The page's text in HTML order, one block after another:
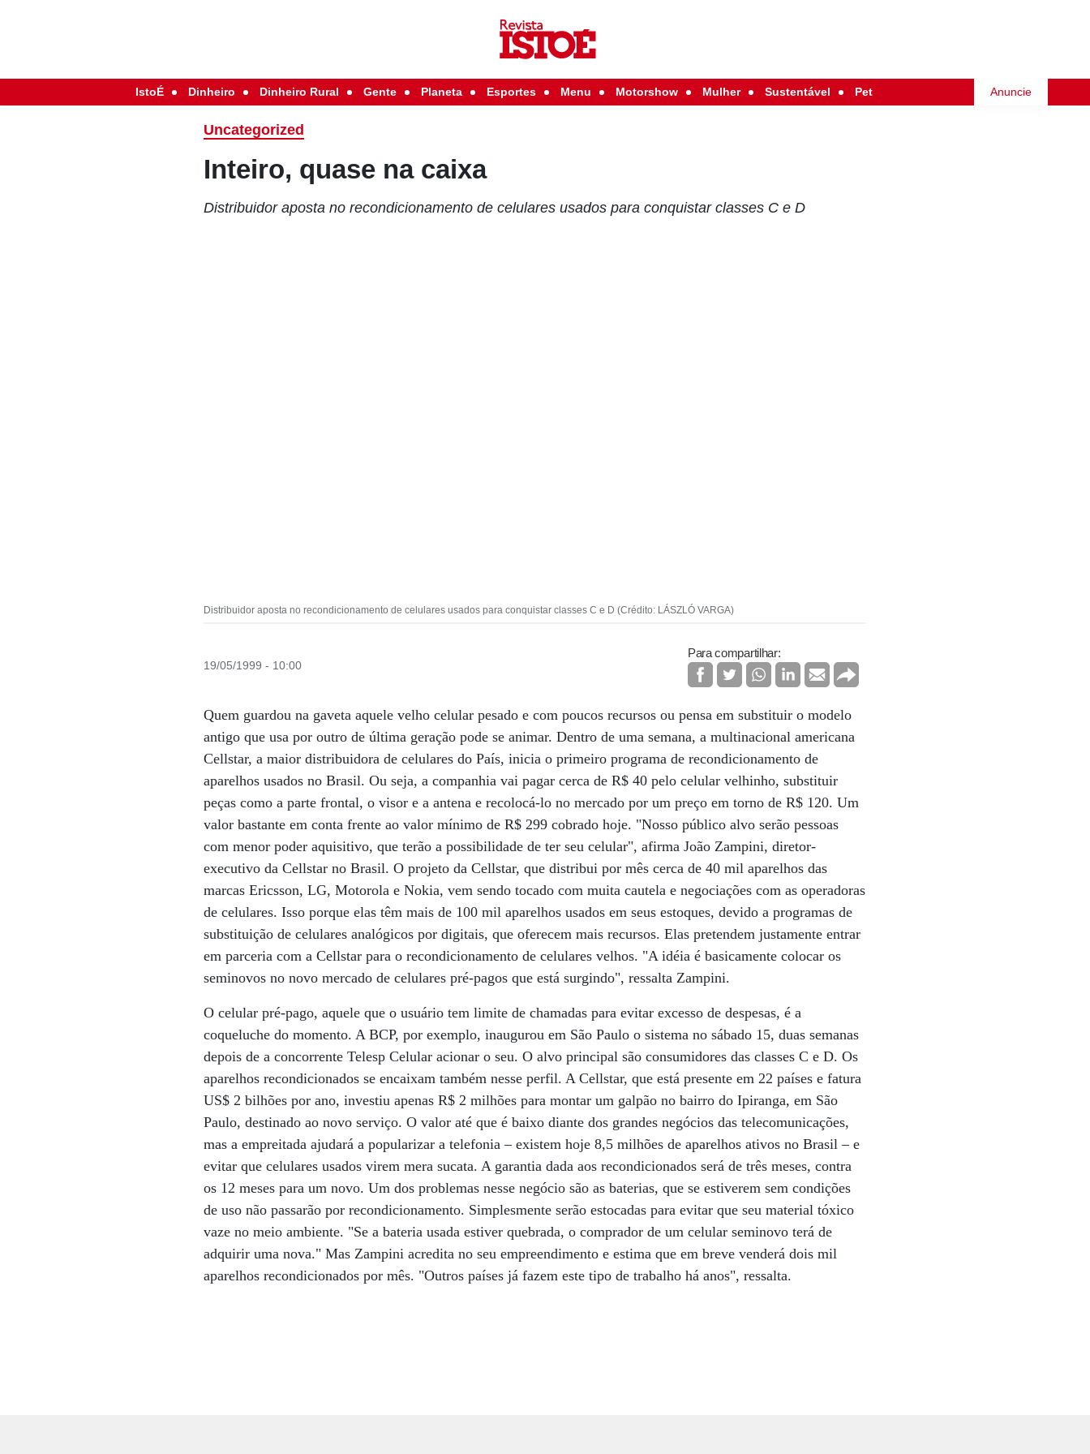
IstoÉ Dinheiro Dinheiro Rural Gente Planeta Esportes Menu Motorshow Mulher Sustentável Pet Anuncie
Uncategorized
Inteiro, quase na caixa
Distribuidor aposta no recondicionamento de celulares usados para conquistar classes C e D
Distribuidor aposta no recondicionamento de celulares usados para conquistar classes C e D (Crédito: LÁSZLÓ VARGA)
19/05/1999 - 10:00
Para compartilhar:
Quem guardou na gaveta aquele velho celular pesado e com poucos recursos ou pensa em substituir o modelo
antigo que usa por outro de última geração pode se animar. Dentro de uma semana, a multinacional americana
Cellstar, a maior distribuidora de celulares do País, inicia o primeiro programa de recondicionamento de
aparelhos usados no Brasil. Ou seja, a companhia vai pagar cerca de R$ 40 pelo celular velhinho, substituir
peças como a parte frontal, o visor e a antena e recolocá-lo no mercado por um preço em torno de R$ 120. Um
valor bastante em conta frente ao valor mínimo de R$ 299 cobrado hoje. "Nosso público alvo serão pessoas
com menor poder aquisitivo, que terão a possibilidade de ter seu celular", afirma João Zampini, diretor-
executivo da Cellstar no Brasil. O projeto da Cellstar, que distribui por mês cerca de 40 mil aparelhos das
marcas Ericsson, LG, Motorola e Nokia, vem sendo tocado com muita cautela e negociações com as operadoras
de celulares. Isso porque elas têm mais de 100 mil aparelhos usados em seus estoques, devido a programas de
substituição de celulares analógicos por digitais, que oferecem mais recursos. Elas pretendem justamente entrar
em parceria com a Cellstar para o recondicionamento de celulares velhos. "A idéia é basicamente colocar os
seminovos no novo mercado de celulares pré-pagos que está surgindo", ressalta Zampini.
O celular pré-pago, aquele que o usuário tem limite de chamadas para evitar excesso de despesas, é a
coqueluche do momento. A BCP, por exemplo, inaugurou em São Paulo o sistema no sábado 15, duas semanas
depois de a concorrente Telesp Celular acionar o seu. O alvo principal são consumidores das classes C e D. Os
aparelhos recondicionados se encaixam também nesse perfil. A Cellstar, que está presente em 22 países e fatura
US$ 2 bilhões por ano, investiu apenas R$ 2 milhões para montar um galpão no bairro do Ipiranga, em São
Paulo, destinado ao novo serviço. O valor até que é baixo diante dos grandes negócios das telecomunicações,
mas a empreitada ajudará a popularizar a telefonia – existem hoje 8,5 milhões de aparelhos ativos no Brasil – e
evitar que celulares usados virem mera sucata. A garantia dada aos recondicionados será de três meses, contra
os 12 meses para um novo. Um dos problemas nesse negócio são as baterias, que se estiverem sem condições
de uso não passarão por recondicionamento. Simplesmente serão estocadas para evitar que seu material tóxico
vaze no meio ambiente. "Se a bateria usada estiver quebrada, o comprador de um celular seminovo terá de
adquirir uma nova." Mas Zampini acredita no seu empreendimento e estima que em breve venderá dois mil
aparelhos recondicionados por mês. "Outros países já fazem este tipo de trabalho há anos", ressalta.